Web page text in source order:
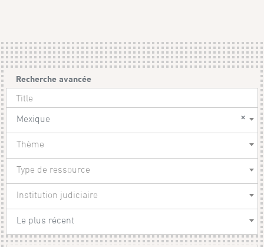
Recherche avancée
×
Mexique
Thème
Type de ressource
Institution judiciaire
Le plus récent